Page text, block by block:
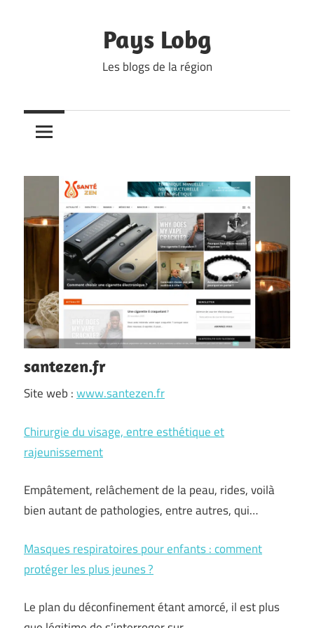
Pays Lobg
Les blogs de la région
santezen.fr
Site web :www.santezen.fr
Chirurgie du visage, entre esthétique et
rajeunissement
Empâtement, relâchement de la peau, rides, voilà
bien autant de pathologies, entre autres, qui…
Masques respiratoires pour enfants : comment
protéger les plus jeunes ?
Le plan du déconfinement étant amorcé, il est plus